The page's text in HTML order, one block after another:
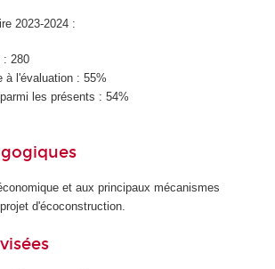
2023-2024 :
: 280
à l'évaluation : 55%
les présents : 54%
et aux principaux mécanismes
d'écoconstruction.